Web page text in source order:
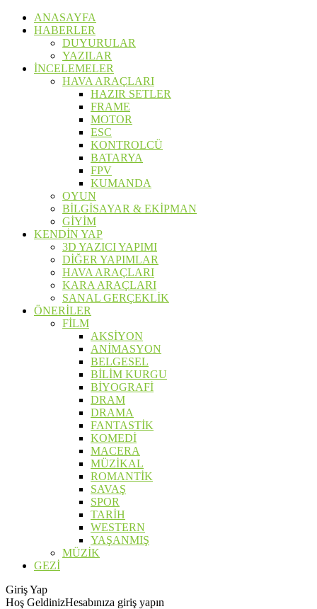
ANASAYFA
HABERLER
DUYURULAR
YAZILAR
İNCELEMELER
HAVA ARAÇLARI
HAZIR SETLER
FRAME
MOTOR
ESC
KONTROLCÜ
BATARYA
FPV
KUMANDA
OYUN
BİLGİSAYAR & EKİPMAN
GİYİM
KENDİN YAP
3D YAZICI YAPIMI
DİĞER YAPIMLAR
HAVA ARAÇLARI
KARA ARAÇLARI
SANAL GERÇEKLİK
ÖNERİLER
FİLM
AKSİYON
ANİMASYON
BELGESEL
BİLİM KURGU
BİYOGRAFİ
DRAM
DRAMA
FANTASTİK
KOMEDİ
MACERA
MÜZİKAL
ROMANTİK
SAVAŞ
SPOR
TARİH
WESTERN
YAŞANMIŞ
MÜZİK
GEZİ
Giriş Yap
Hoş GeldinizHesabınıza giriş yapın